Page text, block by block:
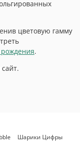
цветовую гамму
.
Шарики Цифры